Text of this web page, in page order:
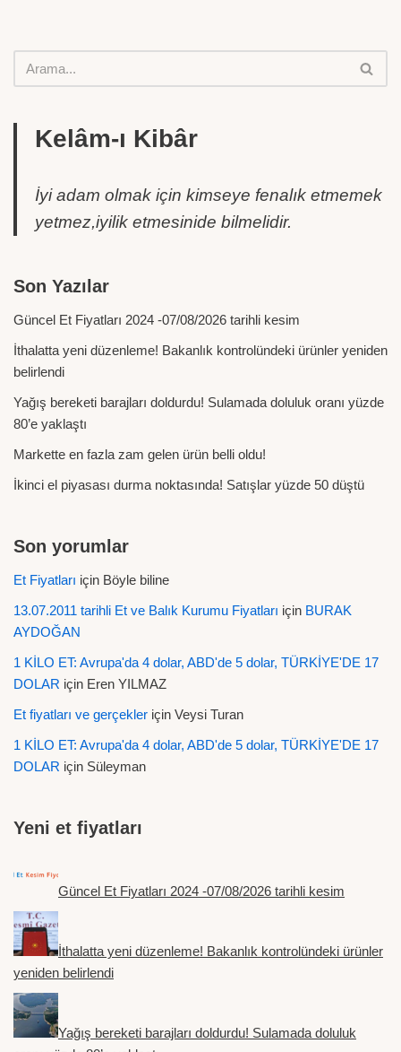
Kelâm-ı Kibâr
İyi adam olmak için kimseye fenalık etmemek
yetmez,iyilik etmesinide bilmelidir.
Son Yazılar
Güncel Et Fiyatları 2024 -07/08/2026 tarihli kesim
İthalatta yeni düzenleme! Bakanlık kontrolündeki ürünler yeniden
belirlendi
Yağış bereketi barajları doldurdu! Sulamada doluluk oranı yüzde
80’e yaklaştı
Markette en fazla zam gelen ürün belli oldu!
İkinci el piyasası durma noktasında! Satışlar yüzde 50 düştü
Son yorumlar
Et Fiyatları için Böyle biline
13.07.2011 tarihli Et ve Balık Kurumu Fiyatları için BURAK
AYDOĞAN
1 KİLO ET: Avrupa'da 4 dolar, ABD'de 5 dolar, TÜRKİYE'DE 17
DOLAR için Eren YILMAZ
Et fiyatları ve gerçekler için Veysi Turan
1 KİLO ET: Avrupa'da 4 dolar, ABD'de 5 dolar, TÜRKİYE'DE 17
DOLAR için Süleyman
Yeni et fiyatları
Güncel Et Fiyatları 2024 -07/08/2026 tarihli kesim
İthalatta yeni düzenleme! Bakanlık kontrolündeki ürünler
yeniden belirlendi
Yağış bereketi barajları doldurdu! Sulamada doluluk